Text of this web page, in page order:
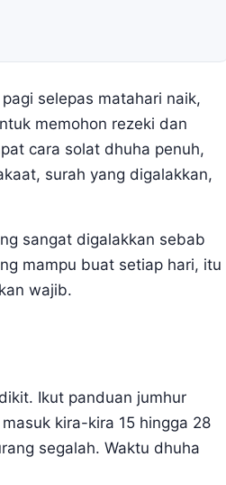
selepas matahari naik,
memohon rezeki dan
cara solat dhuha penuh,
surah yang digalakkan,
sangat digalakkan sebab
mampu buat setiap hari, itu
wajib.
Ikut panduan jumhur
kira-kira 15 hingga 28
segalah. Waktu dhuha